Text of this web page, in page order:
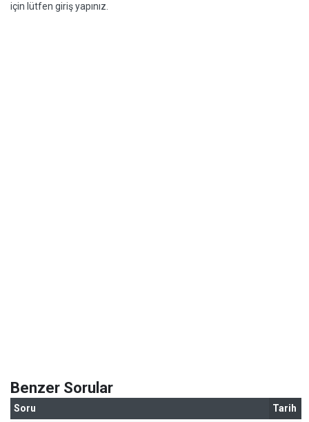
için lütfen giriş yapınız.
Benzer Sorular
Soru Tarih